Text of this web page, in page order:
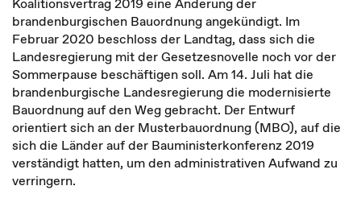
brandenburgischen Bauordnung angekündigt. Im
Februar 2020 beschloss der Landtag, dass sich die
Landesregierung mit der Gesetzesnovelle noch vor der
Sommerpause beschäftigen soll. Am 14. Juli hat die
brandenburgische Landesregierung die modernisierte
Bauordnung auf den Weg gebracht. Der Entwurf
orientiert sich an der Musterbauordnung (MBO), auf die
sich die Länder auf der Bauministerkonferenz 2019
verständigt hatten, um den administrativen Aufwand zu
verringern.